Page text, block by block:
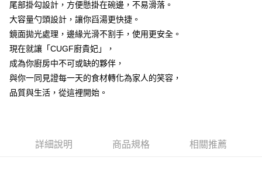
後付繳納相關費用。
※ 交易是否成功請以「AFTEE先享後付 」之結帳頁面顯示為準，若有關於
是否繳費成功／繳費後需取消欲退款等相關疑問，請聯繫「AFTEE先享後付
客戶支援中心」https://netprotections.freshdesk.com/support/home
１．透過由恩沛科技股份有限公司提供之「AFTEE先享後付」服務完成之交
易，需依本服務之必要範圍內提供個人資料，並將交易相關給付款項請求債
權轉讓予恩沛科技股份有限公司。
２．關於個人資料處理事宜，請瀏覽以下網址：
４．使用「AFTEE先享後付」時，將依據個別帳號之用戶狀況，依本公司即
宅配
每筆NT$100，滿NT$799(含以上)免運費
離島宅配
每筆NT$150
尾部掛勾設計，方便懸掛在碗邊，不易滑落。
大容量勺頭設計，讓你舀湯更快捷。
鏡面拋光處理，邊緣光滑不割手，使用更安全。
現在就讓「CUGF廚貴妃」，
成為你廚房中不可或缺的夥伴，
與你一同見證每一天的食材轉化為家人的笑容，
品質與生活，從這裡開始。
詳細說明 商品規格 相關推薦